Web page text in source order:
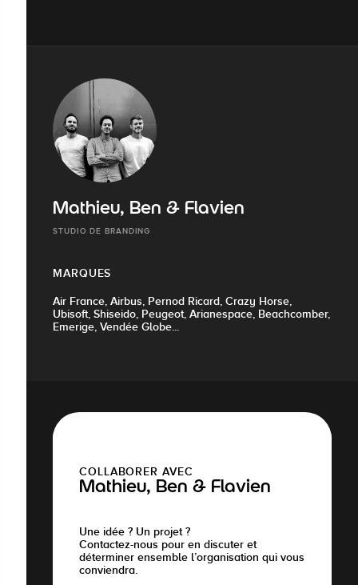
Mathieu, Ben & Flavien
STUDIO DE BRANDING
MARQUES
Air France, Airbus, Pernod Ricard, Crazy Horse,
Ubisoft, Shiseido, Peugeot, Arianespace, Beachcomber,
Emerige, Vendée Globe...
COLLABORER AVEC
Mathieu, Ben & Flavien
Une idée ? Un projet ?
Contactez-nous pour en discuter et
déterminer ensemble l’organisation qui vous
conviendra.